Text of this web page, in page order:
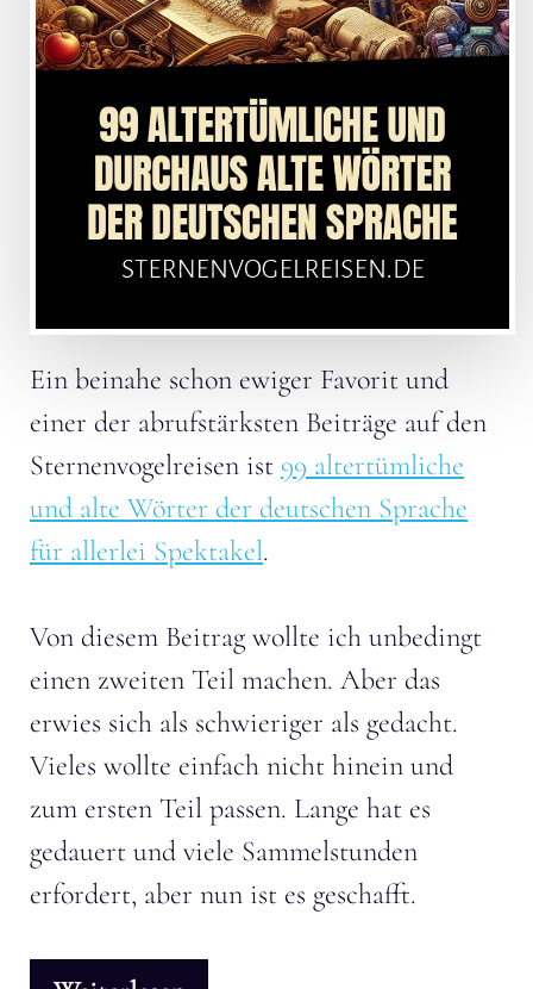
Ein beinahe schon ewiger Favorit und
einer der abrufstärksten Beiträge auf den
Sternenvogelreisen ist 99 altertümliche
und alte Wörter der deutschen Sprache
für allerlei Spektakel.
Von diesem Beitrag wollte ich unbedingt
einen zweiten Teil machen. Aber das
erwies sich als schwieriger als gedacht.
Vieles wollte einfach nicht hinein und
zum ersten Teil passen. Lange hat es
gedauert und viele Sammelstunden
erfordert, aber nun ist es geschafft.